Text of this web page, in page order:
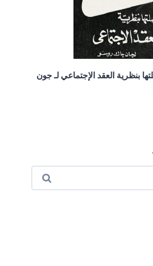
بنظرية العقد الإجتماعي لـ جون